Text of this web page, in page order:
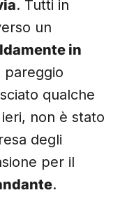
. Tutti in
un
in
pareggio
qualche
non è stato
degli
per il
.